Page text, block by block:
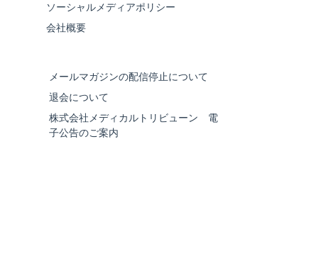
ソーシャルメディアポリシー
会社概要
メールマガジンの配信停止について
退会について
株式会社メディカルトリビューン 電
子公告のご案内